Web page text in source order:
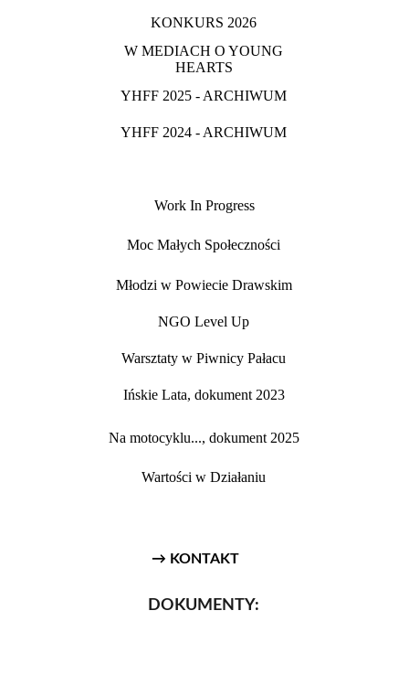
Work In Progress
YHFF 2025 - ARCHIWUM
YHFF 2024 - ARCHIWUM
W MEDIACH O YOUNG
HEARTS
Moc Małych Społeczności
Młodzi w Powiecie Drawskim
NGO Level Up
Warsztaty w Piwnicy Pałacu
Ińskie Lata, dokument 2023
Na motocyklu..., dokument 2025
DOKUMENTY:
KONKURS 2026
→ KONTAKT
Wartości w Działaniu